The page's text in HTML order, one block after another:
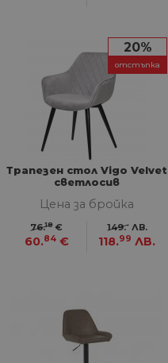
20%
отстъпка
Трапезен стол Vigo Velvet
светлосив
Цена за бройка
76.18 €
60.84 €
149.- ЛВ.
118.99 ЛВ.